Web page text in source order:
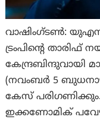
വാഷിംഗ്ടണ്‍:
ട്രംപിന്റെ താരിഫ്
കേന്ദ്രബിന്ദുവായി
(നവംബർ 5
കേസ്
ഇക്കണോമിക്